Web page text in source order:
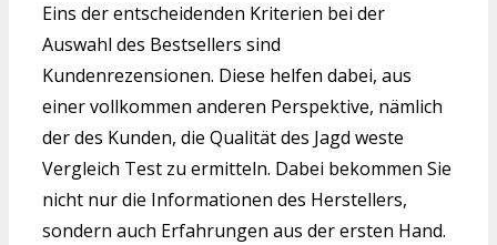
Eins der entscheidenden Kriterien bei der
Auswahl des Bestsellers sind
Kundenrezensionen. Diese helfen dabei, aus
einer vollkommen anderen Perspektive, nämlich
der des Kunden, die Qualität des Jagd weste
Vergleich Test zu ermitteln. Dabei bekommen Sie
nicht nur die Informationen des Herstellers,
sondern auch Erfahrungen aus der ersten Hand.